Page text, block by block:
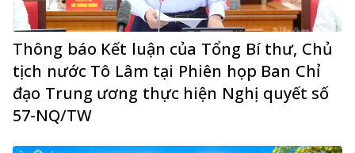
Thông báo Kết luận của Tổng Bí thư, Chủ
tịch nước Tô Lâm tại Phiên họp Ban Chỉ
đạo Trung ương thực hiện Nghị quyết số
57-NQ/TW